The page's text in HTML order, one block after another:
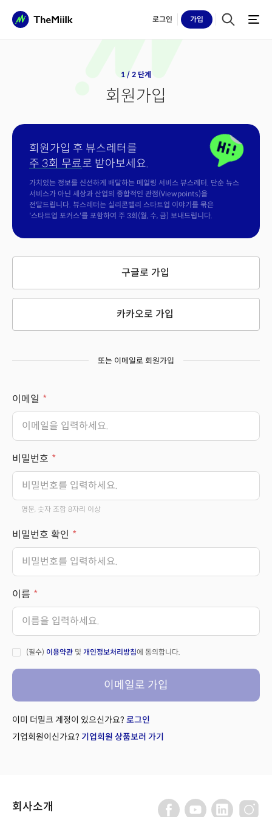
로그인 가입
1 / 2 단계
회원가입
회원가입 후 뷰스레터를
주 3회 무료로 받아보세요.
가치있는 정보를 신선하게 배달하는 메일링 서비스 뷰스레터. 단순 뉴스
서비스가 아닌 세상과 산업의 종합적인 관점(Viewpoints)을
전달드립니다. 뷰스레터는 실리콘밸리 스타트업 이야기를 묶은
'스타트업 포커스'를 포함하여 주 3회(월, 수, 금) 보내드립니다.
구글로 가입
카카오로 가입
또는 이메일로 회원가입
이메일
비밀번호
영문, 숫자 조합 8자리 이상
비밀번호 확인
이름
(필수) 이용약관 및 개인정보처리방침에 동의합니다.
이메일로 가입
이미 더밀크 계정이 있으신가요? 로그인
기업회원이신가요? 기업회원 상품보러 가기
회사소개